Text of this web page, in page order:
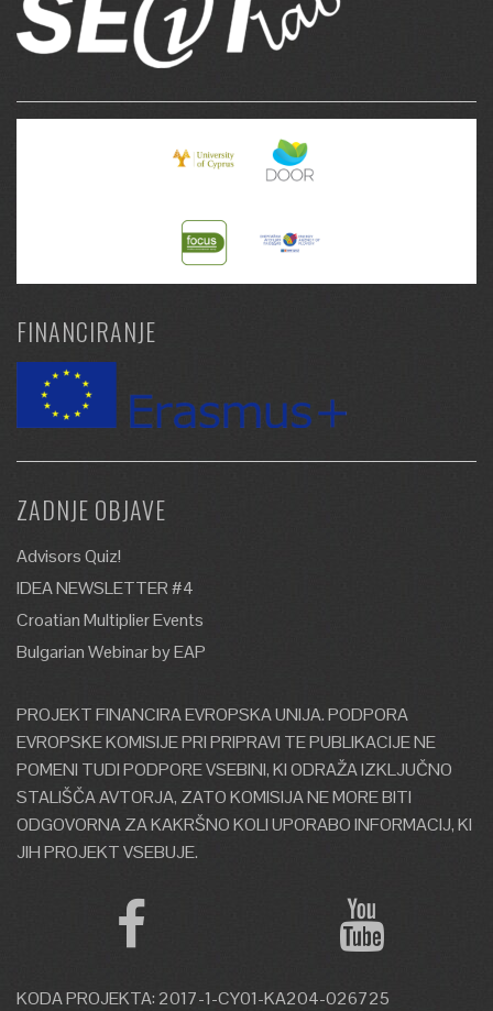
FINANCIRANJE
ZADNJE OBJAVE
Advisors Quiz!
IDEA NEWSLETTER #4
Croatian Multiplier Events
Bulgarian Webinar by EAP
PROJEKT FINANCIRA EVROPSKA UNIJA. PODPORA
EVROPSKE KOMISIJE PRI PRIPRAVI TE PUBLIKACIJE NE
POMENI TUDI PODPORE VSEBINI, KI ODRAŽA IZKLJUČNO
STALIŠČA AVTORJA, ZATO KOMISIJA NE MORE BITI
ODGOVORNA ZA KAKRŠNO KOLI UPORABO INFORMACIJ, KI
JIH PROJEKT VSEBUJE.
KODA PROJEKTA: 2017-1-CY01-KA204-026725